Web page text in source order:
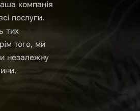
компанія
послуги.
тих
того, ми
незалежну